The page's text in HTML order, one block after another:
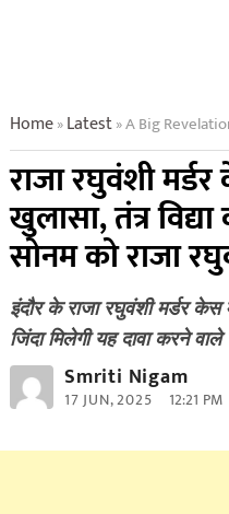
Home»Latest»A Big Revelation Happened In Raja
राजा रघुवंशी
खुलासा, तंत्र
सोनम को राजा
इंदौर के राजा रघुवंशी मर्डर
जिंदा मिलेगी यह दावा करने
Smriti Nigam
17 JUN, 2025 12:21 PM